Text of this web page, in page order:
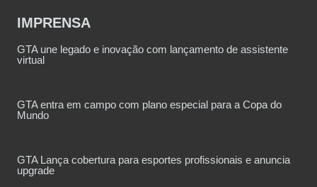
IMPRENSA
GTA une legado e inovação com lançamento de assistente
virtual
GTA entra em campo com plano especial para a Copa do
Mundo
GTA Lança cobertura para esportes profissionais e anuncia
upgrade